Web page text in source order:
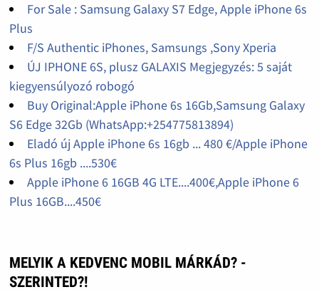
For Sale : Samsung Galaxy S7 Edge, Apple iPhone 6s
Plus
F/S Authentic iPhones, Samsungs ,Sony Xperia
ÚJ IPHONE 6S, plusz GALAXIS Megjegyzés: 5 saját
kiegyensúlyozó robogó
Buy Original:Apple iPhone 6s 16Gb,Samsung Galaxy
S6 Edge 32Gb (WhatsApp:+254775813894)
Eladó új Apple iPhone 6s 16gb ... 480 €/Apple iPhone
6s Plus 16gb ....530€
Apple iPhone 6 16GB 4G LTE....400€,Apple iPhone 6
Plus 16GB....450€
MELYIK A KEDVENC MOBIL MÁRKÁD? -
SZERINTED?!